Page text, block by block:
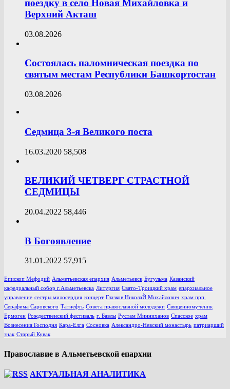
поездку в село Новая Михайловка и
Верхний Акташ
03.08.2026
Состоялась паломническая поездка по
святым местам Республики Башкортостан
03.08.2026
Седмица 3-я Великого поста
16.03.2020 58,508
ВЕЛИКИЙ ЧЕТВЕРГ СТРАСТНОЙ
СЕДМИЦЫ
20.04.2022 58,446
В Богоявление
31.01.2022 57,915
Епископ Мефодий Альметьевская епархия Альметьевск Бугульма Казанский
кафедральный собор г.Альметьевска Литургия Свято-Троицкий храм епархиальное
управление сестры милосердия концерт Глазков НиколаЙ Михайлович храм прп.
Серафима Саровского Татнефть Совета православной молодежи Священномученик
Ермоген Рождественский фестиваль г. Бавлы Рустам Минниханов Спасское храм
Вознесения Господня Кара-Елга Сосновка Александро-Невский монастырь патриарший
знак Старый Кувак
Православие в Альметьевской епархии
АКТУАЛЬНАЯ АНАЛИТИКА